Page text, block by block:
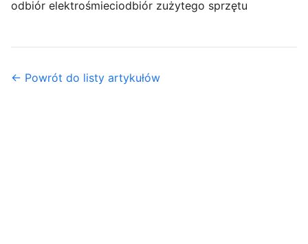
odbiór elektrośmieciodbiór zużytego sprzętu
← Powrót do listy artykułów